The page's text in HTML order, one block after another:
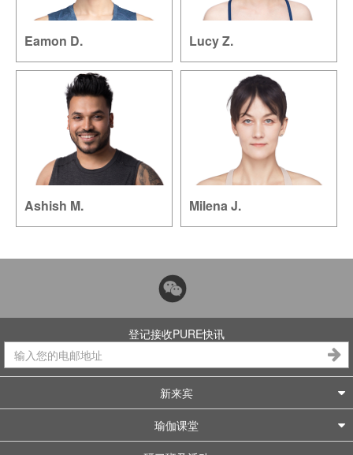
Eamon D. Lucy Z.
Ashish M. Milena J.
登记接收PURE快讯
新来宾
瑜伽课堂